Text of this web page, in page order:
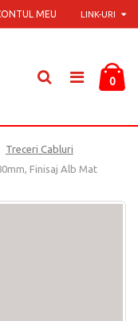
LINK-URI
MEU
0
Treceri Cabluri
Finisaj Alb Mat